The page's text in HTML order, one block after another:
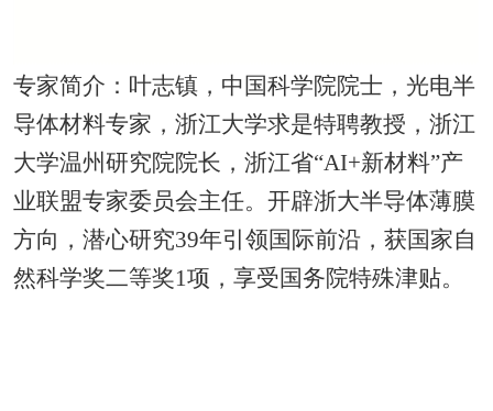
专家简介：叶志镇，中国科学院院士，光电半
导体材料专家，浙江大学求是特聘教授，浙江
大学温州研究院院长，浙江省“AI+新材料”产
业联盟专家委员会主任。开辟浙大半导体薄膜
方向，潜心研究39年引领国际前沿，获国家自
然科学奖二等奖1项，享受国务院特殊津贴。